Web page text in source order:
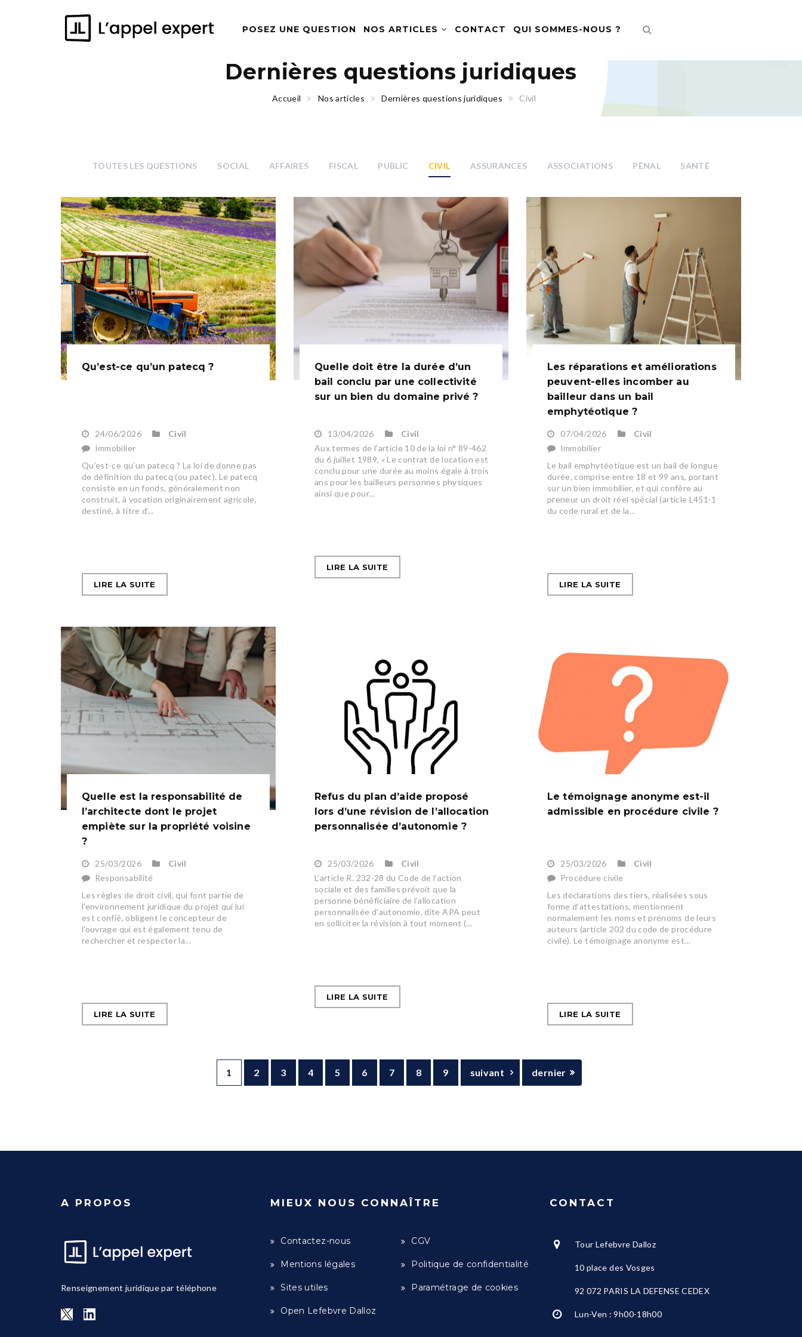
POSEZ UNE QUESTION NOS ARTICLES CONTACT QUI SOMMES-NOUS ?
Dernières questions juridiques
Accueil Nos articles Dernières questions juridiques Civil
TOUTES LES QUESTIONS SOCIAL AFFAIRES FISCAL PUBLIC CIVIL ASSURANCES ASSOCIATIONS PÉNAL SANTÉ
Qu’est-ce qu’un patecq ?
24/06/2026
Civil
Immobilier
Qu’est-ce qu’un patecq ? La loi de donne pas
de définition du patecq (ou patec). Le patecq
consiste en un fonds, généralement non
construit, à vocation originairement agricole,
destiné, à titre d’...
LIRE LA SUITE
Quelle doit être la durée d’un
bail conclu par une collectivité
sur un bien du domaine privé ?
13/04/2026
Civil
Aux termes de l'article 10 de la loi n° 89-462
du 6 juillet 1989, « Le contrat de location est
conclu pour une durée au moins égale à trois
ans pour les bailleurs personnes physiques
ainsi que pour...
LIRE LA SUITE
Les réparations et améliorations
peuvent-elles incomber au
bailleur dans un bail
emphytéotique ?
07/04/2026
Civil
Immobilier
Le bail emphytéotique est un bail de longue
durée, comprise entre 18 et 99 ans, portant
sur un bien immobilier, et qui confère au
preneur un droit réel spécial (article L451-1
du code rural et de la...
LIRE LA SUITE
Quelle est la responsabilité de
l’architecte dont le projet
empiète sur la propriété voisine
?
25/03/2026
Civil
Responsabilité
Les règles de droit civil, qui font partie de
l’environnement juridique du projet qui lui
est confié, obligent le concepteur de
l’ouvrage qui est également tenu de
rechercher et respecter la...
LIRE LA SUITE
Refus du plan d’aide proposé
lors d’une révision de l’allocation
personnalisée d’autonomie ?
25/03/2026
Civil
L’article R. 232-28 du Code de l’action
sociale et des familles prévoit que la
personne bénéficiaire de l’allocation
personnalisée d’autonomie, dite APA peut
en solliciter la révision à tout moment (...
LIRE LA SUITE
Le témoignage anonyme est-il
admissible en procédure civile ?
25/03/2026
Civil
Procédure civile
Les déclarations des tiers, réalisées sous
forme d’attestations, mentionnent
normalement les noms et prénoms de leurs
auteurs (article 202 du code de procédure
civile). Le témoignage anonyme est...
LIRE LA SUITE
1 2 3 4 5 6 7 8 9 suivant dernier
A PROPOS
Renseignement juridique par téléphone
MIEUX NOUS CONNAÎTRE
Contactez-nous CGV
Mentions légales Politique de confidentialité
Sites utiles Paramétrage de cookies
Open Lefebvre Dalloz
CONTACT
Tour Lefebvre Dalloz
10 place des Vosges
92 072 PARIS LA DEFENSE CEDEX
Lun-Ven : 9h00-18h00